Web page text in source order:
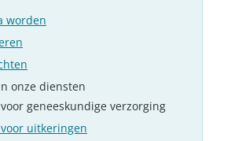
worden
onze diensten
geneeskundige verzorging
uitkeringen